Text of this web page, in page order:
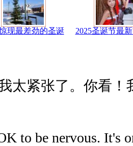
现最差劲的圣诞 2025圣诞节最
紧张了。你看！
be nervous. It's